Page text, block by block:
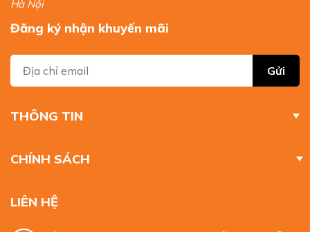
Hà Nội
Đăng ký nhận khuyến mãi
Gửi
THÔNG TIN
CHÍNH SÁCH
LIÊN HỆ